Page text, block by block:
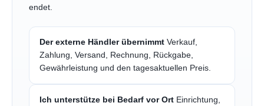
endet.
Der externe Händler übernimmt Verkauf,
Zahlung, Versand, Rechnung, Rückgabe,
Gewährleistung und den tagesaktuellen Preis.
Ich unterstütze bei Bedarf vor Ort Einrichtung,